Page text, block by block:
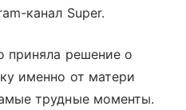
канал Super.
приняла решение о
именно от матери
трудные моменты.